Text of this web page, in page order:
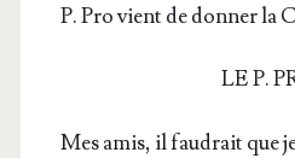
P. Pro vient de don­ner la
LE P.
Mes amis, il fau­drait que